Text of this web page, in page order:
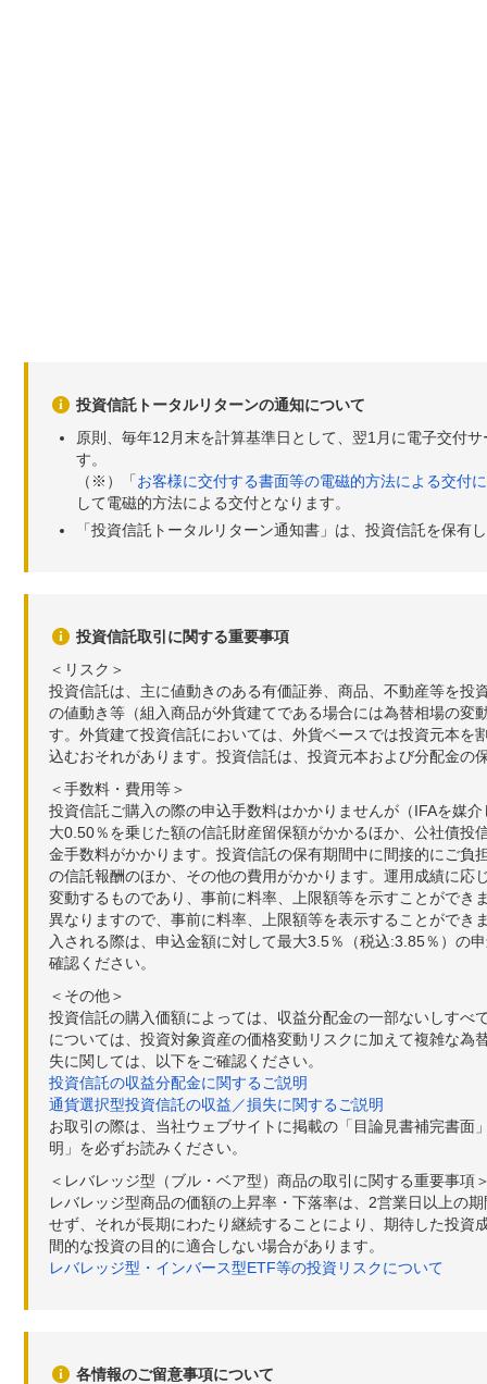
投資信託トータルリターンの通知について
原則、毎年12月末を計算基準日として、翌1月に電子交付
す。
（※）「お客様に交付する書面等の電磁的方法による交付
して電磁的方法による交付となります。
「投資信託トータルリターン通知書」は、投資信託を保有
投資信託取引に関する重要事項
＜リスク＞
投資信託は、主に値動きのある有価証券、商品、不動産等を
の値動き等（組入商品が外貨建てである場合には為替相場の
す。外貨建て投資信託においては、外貨ベースでは投資元本
込むおそれがあります。投資信託は、投資元本および分配金の
＜手数料・費用等＞
投資信託ご購入の際の申込手数料はかかりませんが（IFAを媒
大0.50％を乗じた額の信託財産留保額がかかるほか、公社債
金手数料がかかります。投資信託の保有期間中に間接的にご
の信託報酬のほか、その他の費用がかかります。運用成績に
変動するものであり、事前に料率、上限額等を示すことがで
異なりますので、事前に料率、上限額等を表示することがで
入される際は、申込金額に対して最大3.5％（税込:3.85％）の
確認ください。
＜その他＞
投資信託の購入価額によっては、収益分配金の一部ないしす
については、投資対象資産の価格変動リスクに加えて複雑な
失に関しては、以下をご確認ください。
投資信託の収益分配金に関するご説明
通貨選択型投資信託の収益／損失に関するご説明
お取引の際は、当社ウェブサイトに掲載の「目論見書補完書
明」を必ずお読みください。
＜レバレッジ型（ブル・ベア型）商品の取引に関する重要事項
レバレッジ型商品の価額の上昇率・下落率は、2営業日以上の
せず、それが長期にわたり継続することにより、期待した投
間的な投資の目的に適合しない場合があります。
レバレッジ型・インバース型ETF等の投資リスクについて
各情報のご留意事項について